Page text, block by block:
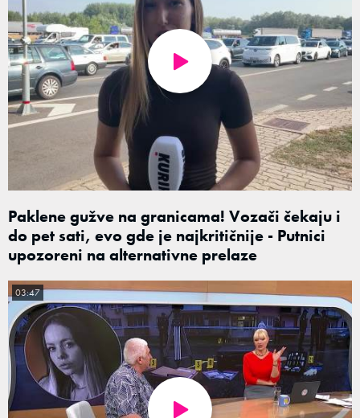
Paklene gužve na granicama! Vozači čekaju i
do pet sati, evo gde je najkritičnije - Putnici
upozoreni na alternativne prelaze
03:47